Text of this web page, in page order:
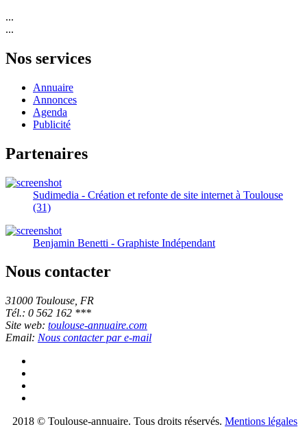
...
...
Nos services
Annuaire
Annonces
Agenda
Publicité
Partenaires
Sudimedia - Création et refonte de site internet à Toulouse
(31)
Benjamin Benetti - Graphiste Indépendant
Nous contacter
31000 Toulouse, FR
Tél.: 0 562 162 ***
Site web: toulouse-annuaire.com
Email: Nous contacter par e-mail
2018 © Toulouse-annuaire. Tous droits réservés. Mentions légales